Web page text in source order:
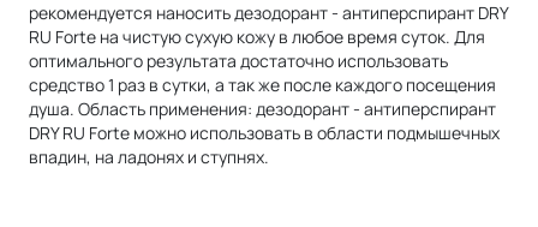
рекомендуется наносить дезодорант - антиперспирант DRY
RU Forte на чистую сухую кожу в любое время суток. Для
оптимального результата достаточно использовать
средство 1 раз в сутки, а так же после каждого посещения
душа. Область применения: дезодорант - антиперспирант
DRY RU Forte можно использовать в области подмышечных
впадин, на ладонях и ступнях.